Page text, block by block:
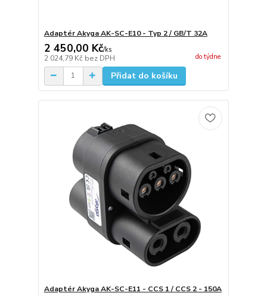
Adaptér Akyga AK-SC-E10 - Typ 2 / GB/T 32A
2 450,00 Kč/ks
2 024,79 Kč bez DPH do týdne
Přidat do košíku
Adaptér Akyga AK-SC-E11 - CCS 1 / CCS 2 - 150A